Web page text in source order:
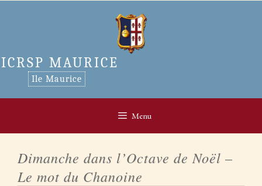
ICRSP MAURICE
Ile Maurice
Menu
Dimanche dans l’Octave de Noël –
Le mot du Chanoine